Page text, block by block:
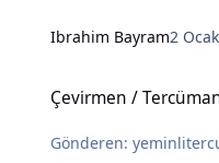
Ibrahim Bayram2
Çevirmen /
Gönderen: